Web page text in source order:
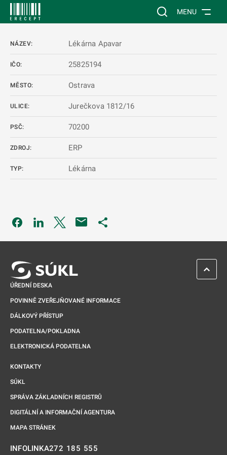
Vyhledávání na
MENU
NÁZEV: Lékárna Apavar
IČO: 25825194
MĚSTO: Ostrava
ULICE: Jurečkova 1812/16
PSČ: 70200
ZDROJ: ERP
TYP: Lékárna
Odkaz se otevře na nové kartě
Odkaz se otevře na nové kartě
Odkaz se otevře na nové kartě
ÚŘEDNÍ DESKA
POVINNĚ ZVEŘEJŇOVANÉ INFORMACE
DÁLKOVÝ PŘÍSTUP
PODATELNA/POKLADNA
ELEKTRONICKÁ PODATELNA
KONTAKTY
SÚKL
SPRÁVA ZÁKLADNÍCH REGISTRŮ
DIGITÁLNÍ A INFORMAČNÍ AGENTURA
MAPA STRÁNEK
INFOLINKA272 185 555
ZPĚT